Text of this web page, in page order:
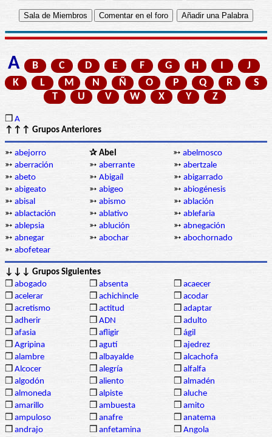
A B C D E F G H I
J
K
L M N Ñ O P Q R
S
T
U V W X Y Z
❒ A
↑↑↑ Grupos Anteriores
➳ abejorro ✰ Abel ➳ abelmosco
➳ aberración ➳ aberrante ➳ abertzale
➳ abeto ➳ Abigaíl ➳ abigarrado
➳ abigeato ➳ abigeo ➳ abiogénesis
➳ abisal ➳ abismo ➳ ablación
➳ ablactación ➳ ablativo ➳ ablefaria
➳ ablepsia ➳ ablución ➳ abnegación
➳ abnegar ➳ abochar ➳ abochornado
➳ abofetear
↓↓↓ Grupos Siguientes
❒ abogado ❒ absenta ❒ acaecer
❒ acelerar ❒ achichincle ❒ acodar
❒ acretismo ❒ actitud ❒ adaptar
❒ adherir ❒ ADN ❒ adulto
❒ afasia ❒ afligir ❒ ágil
❒ Agripina ❒ agutí ❒ ajedrez
❒ alambre ❒ albayalde ❒ alcachofa
❒ Alcocer ❒ alegría ❒ alfalfa
❒ algodón ❒ aliento ❒ almadén
❒ almoneda ❒ alpiste ❒ aluche
❒ amarillo ❒ ambuesta ❒ amito
❒ ampuloso ❒ anafre ❒ anatema
❒ andrajo ❒ anfetamina ❒ Angola